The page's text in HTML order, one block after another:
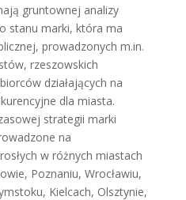
gruntownej analizy
stanu marki, która ma
prowadzonych m.in.
rzeszowskich
działających na
dla miasta.
strategii marki
na
w różnych miastach
Poznaniu, Wrocławiu,
Kielcach, Olsztynie,